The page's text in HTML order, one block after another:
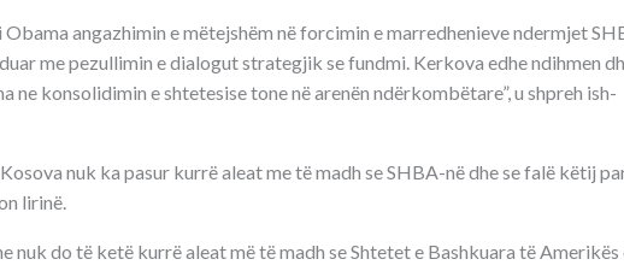
angazhimin e mëtejshëm në forcimin e marredhenieve ndermjet
me pezullimin e dialogut strategjik se fundmi. Kerkova edhe ndihmen
ne konsolidimin e shtetesise tone në arenën ndërkombëtare”, u shpreh ish-
Kosova nuk ka pasur kurrë aleat me të madh se SHBA-në dhe se falë këtij
lirinë.
nuk do të ketë kurrë aleat më të madh se Shtetet e Bashkuara të Amerikës